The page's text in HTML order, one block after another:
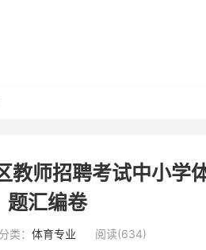
教师招聘考试中小学
题汇编卷
分类： 体育专业 阅读(634)